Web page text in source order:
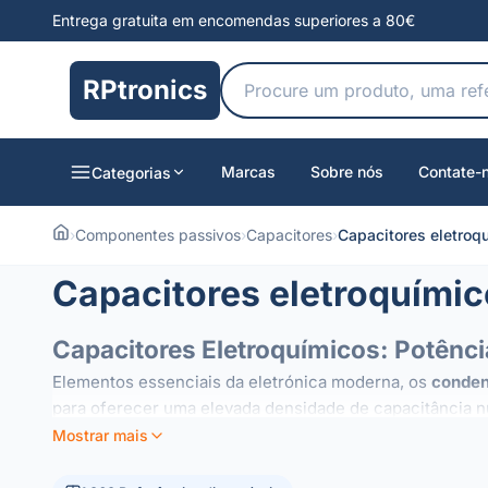
Entrega gratuita em encomendas superiores a 80€
RPtronics
Categorias Marcas Sobre nós Contate-
›Componentes passivos›Capacitores›Capacitores
Capacitores
Capacitores Eletroquímicos:
Elementos essenciais da eletrónica moderna, os
para oferecer uma elevada densidade de capacitância
Utilizações e Aplicações
Mostrar mais